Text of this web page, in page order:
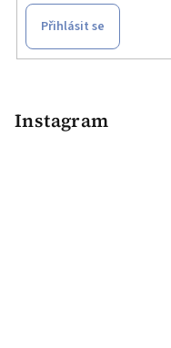
Přihlásit se
Instagram